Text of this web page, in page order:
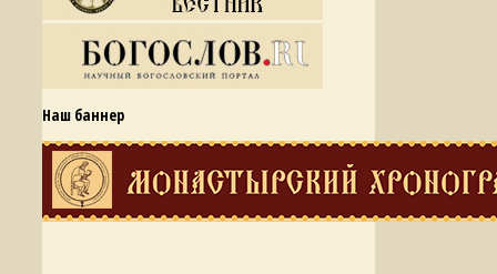
Наш баннер